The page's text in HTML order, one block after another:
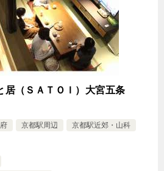
15:00- OUT-14:00
禁煙ルーム
（ＳＡＴＯＩ）大宮五条
京都駅周辺 京都駅近郊・山科